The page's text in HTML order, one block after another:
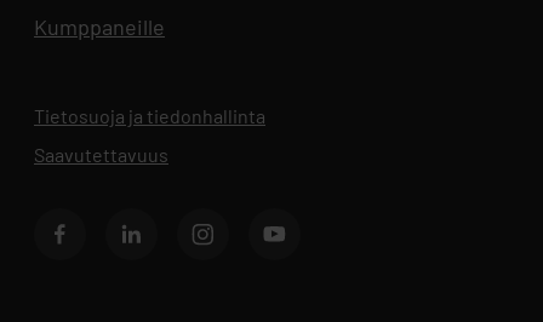
Kumppaneille
Tietosuoja ja tiedonhallinta
Saavutettavuus
FacebookLinkedIn InstagramYoutube